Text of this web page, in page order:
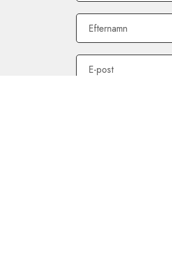
Efternamn
E-post